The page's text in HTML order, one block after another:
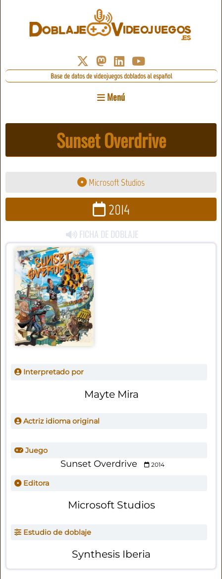
Base de datos de videojuegos doblados al español
Menú
Sunset Overdrive
Microsoft Studios
2014
FICHA DE DOBLAJE
Interpretado por
Mayte Mira
Actriz idioma original
Juego
Sunset Overdrive 2014
Editora
Microsoft Studios
Estudio de doblaje
Synthesis Iberia